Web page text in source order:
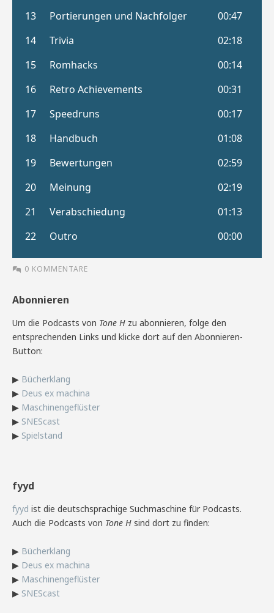
0 KOMMENTARE
Abonnieren
Um die Podcasts von Tone H zu abonnieren, folge den
entsprechenden Links und klicke dort auf den Abonnieren-
Button:
▶ Bücherklang
▶ Deus ex machina
▶ Maschinengeflüster
▶ SNEScast
▶ Spielstand
fyyd
fyyd ist die deutschsprachige Suchmaschine für Podcasts.
Auch die Podcasts von Tone H sind dort zu finden:
▶ Bücherklang
▶ Deus ex machina
▶ Maschinengeflüster
▶ SNEScast